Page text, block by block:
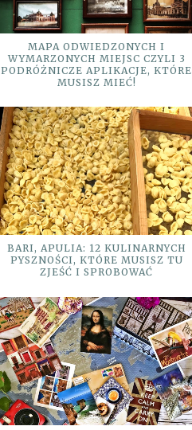
MAPA ODWIEDZONYCH I
WYMARZONYCH MIEJSC CZYLI 3
PODRÓŻNICZE APLIKACJE, KTÓRE
MUSISZ MIEĆ!
BARI, APULIA: 12 KULINARNYCH
PYSZNOŚCI, KTÓRE MUSISZ TU
ZJEŚĆ I SPROBOWAĆ